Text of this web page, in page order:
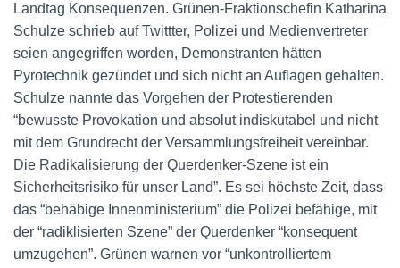
Landtag Konsequenzen. Grünen-Fraktionschefin Katharina
Schulze schrieb auf Twittter, Polizei und Medienvertreter
seien angegriffen worden, Demonstranten hätten
Pyrotechnik gezündet und sich nicht an Auflagen gehalten.
Schulze nannte das Vorgehen der Protestierenden
“bewusste Provokation und absolut indiskutabel und nicht
mit dem Grundrecht der Versammlungsfreiheit vereinbar.
Die Radikalisierung der Querdenker-Szene ist ein
Sicherheitsrisiko für unser Land”. Es sei höchste Zeit, dass
das “behäbige Innenministerium” die Polizei befähige, mit
der “radiklisierten Szene” der Querdenker “konsequent
umzugehen”. Grünen warnen vor “unkontrolliertem